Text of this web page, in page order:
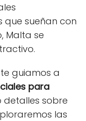
que sueñan con
Malta se
guiamos a
para
detalles sobre
las